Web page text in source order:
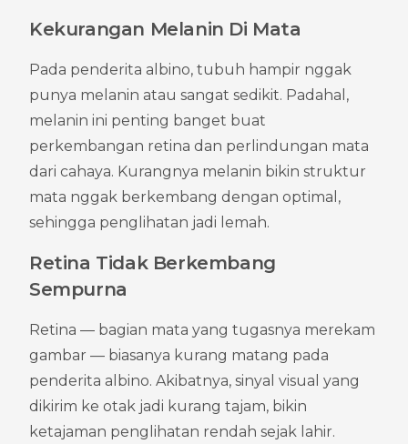
Kekurangan Melanin Di Mata
Pada penderita albino, tubuh hampir nggak
punya melanin atau sangat sedikit. Padahal,
melanin ini penting banget buat
perkembangan retina dan perlindungan mata
dari cahaya. Kurangnya melanin bikin struktur
mata nggak berkembang dengan optimal,
sehingga penglihatan jadi lemah.
Retina Tidak Berkembang
Sempurna
Retina — bagian mata yang tugasnya merekam
gambar — biasanya kurang matang pada
penderita albino. Akibatnya, sinyal visual yang
dikirim ke otak jadi kurang tajam, bikin
ketajaman penglihatan rendah sejak lahir.